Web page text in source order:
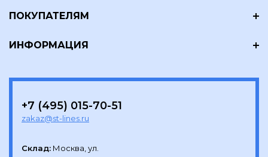
ПОКУПАТЕЛЯМ
ИНФОРМАЦИЯ
+7 (495) 015-70-51
zakaz@st-lines.ru
Склад: Москва, ул.